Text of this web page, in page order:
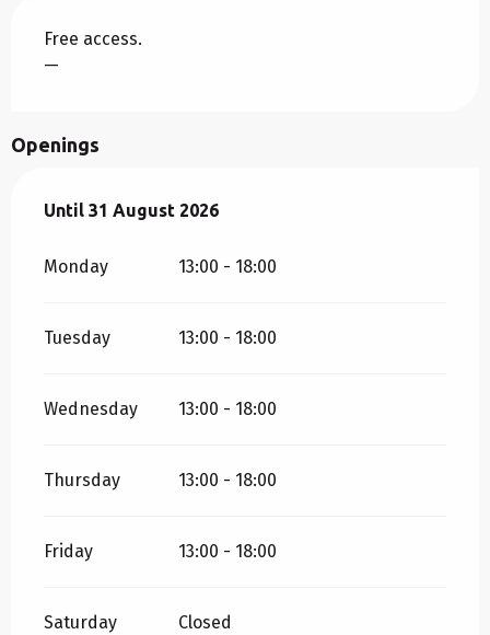
Free access.
—
Openings
From 1 July 2026until
Until 31 August 2026
Monday 13:00 - 18:00
Tuesday 13:00 - 18:00
Wednesday 13:00 - 18:00
Thursday 13:00 - 18:00
Friday 13:00 - 18:00
Saturday Closed